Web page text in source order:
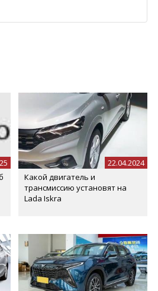
только после модерации, поэтому
Какой двигатель и
трансмиссию установят на
Lada Iskra
22.04.2024